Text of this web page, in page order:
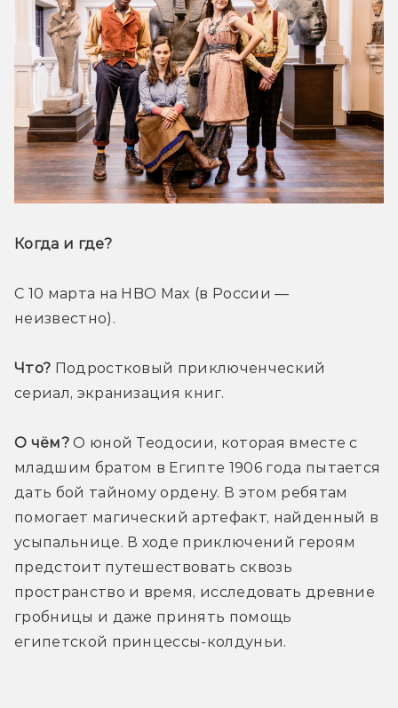
Когда и где?
С 10 марта на HBO Max (в России —
неизвестно).
Что? Подростковый приключенческий
сериал, экранизация книг.
О чём? О юной Теодосии, которая вместе с
младшим братом в Египте 1906 года пытается
дать бой тайному ордену. В этом ребятам
помогает магический артефакт, найденный в
усыпальнице. В ходе приключений героям
предстоит путешествовать сквозь
пространство и время, исследовать древние
гробницы и даже принять помощь
египетской принцессы-колдуньи.